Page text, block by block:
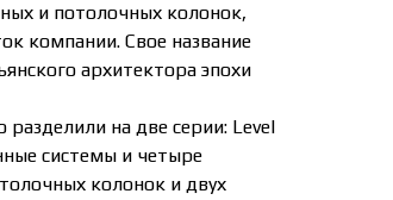
и потолочных колонок,
компании. Свое название
архитектора эпохи
на две серии: Level
системы и четыре
колонок и двух